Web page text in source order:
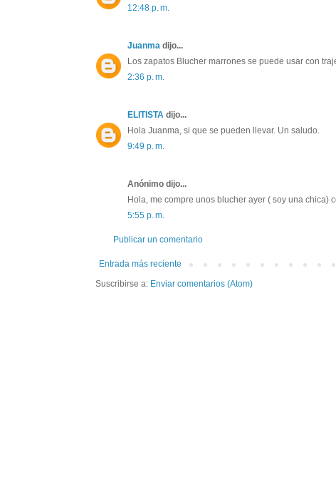
12:48 p. m.
Juanma dijo...
Los zapatos Blucher marrones se puede usar con
2:36 p. m.
ELITISTA dijo...
Hola Juanma, si que se pueden llevar. Un saludo.
9:49 p. m.
Anónimo dijo...
Hola, me compre unos blucher ayer ( soy una
5:55 p. m.
Publicar un comentario
Entrada más reciente
Suscribirse a: Enviar comentarios (Atom)